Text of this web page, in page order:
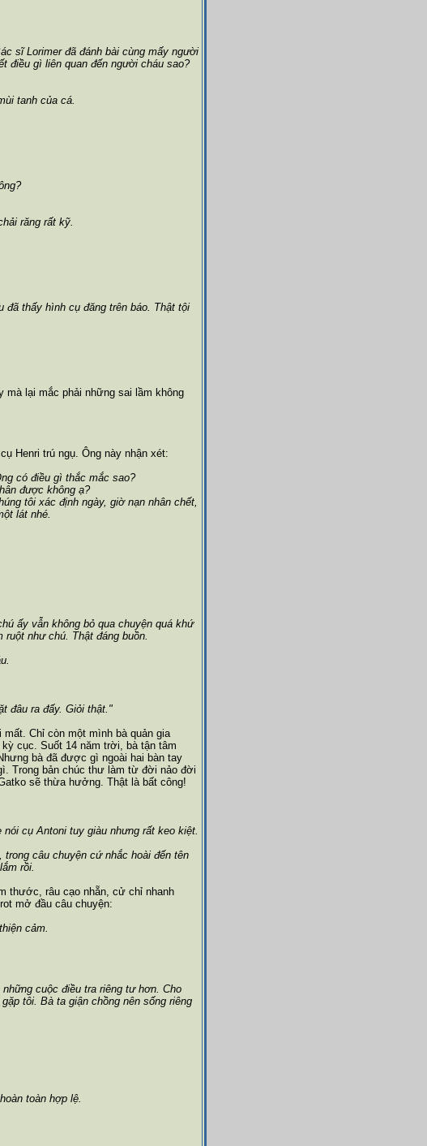
sĩ Lorimer đã đánh bài cùng mấy người
điều gì liên quan đến người cháu sao?
tanh của cá.
răng rất kỹ.
đã thấy hình cụ đăng trên báo. Thật tội
mà lại mắc phải những sai lầm không
Henri trú ngụ. Ông này nhận xét:
có điều gì thắc mắc sao?
được không ạ?
tôi xác định ngày, giờ nạn nhân chết,
lát nhé.
ấy vẫn không bỏ qua chuyện quá khứ
như chú. Thật đáng buồn.
đâu ra đấy. Giỏi thật."
Chỉ còn một mình bà quản gia
cục. Suốt 14 năm trời, bà tận tâm
bà đã được gì ngoài hai bàn tay
Trong bản chúc thư làm từ đời nảo đời
sẽ thừa hưởng. Thật là bất công!
cụ Antoni tuy giàu nhưng rất keo kiệt.
câu chuyện cứ nhắc hoài đến tên
rồi.
thước, râu cạo nhẵn, cử chỉ nhanh
mở đầu câu chuyện:
cảm.
cuộc điều tra riêng tư hơn. Cho
tôi. Bà ta giận chồng nên sống riêng
toàn hợp lệ.